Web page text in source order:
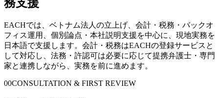
務支援
EACHでは、ベトナム法人の立上げ、会計・税務・バックオ
フィス運用、個別論点・本社説明支援を中心に、現地実務を
日本語で支援します。会計・税務はEACHの登録サービスと
して対応し、法務・許認可は必要に応じて提携弁護士・専門
家と連携しながら、実務を前に進めます。
00CONSULTATION & FIRST REVIEW